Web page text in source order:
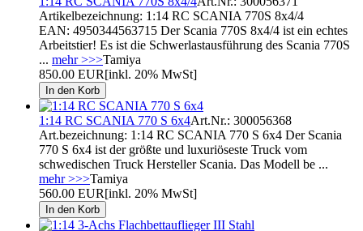
Artikelbezeichnung: 1:14 RC SCANIA 770S 8x4/4
EAN: 4950344563715 Der Scania 770S 8x4/4 ist ein echtes
Arbeitstier! Es ist die Schwerlastausführung des Scania 770S
... mehr >>>Tamiya
850.00 EUR[inkl. 20% MwSt]
1:14 RC SCANIA 770 S 6x4Art.Nr.: 300056368
Art.bezeichnung: 1:14 RC SCANIA 770 S 6x4 Der Scania
770 S 6x4 ist der größte und luxuriöseste Truck vom
schwedischen Truck Hersteller Scania. Das Modell be ...
mehr >>>Tamiya
560.00 EUR[inkl. 20% MwSt]